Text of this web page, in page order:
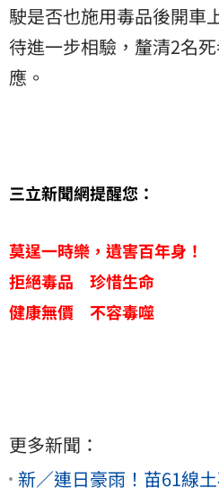
駛是否也施用毒品後開車
待進一步相驗，釐清2名
應。
三立新聞網提醒您：
莫逞一時樂，遺害百年身！
拒絕毒品 珍惜生命
健康無價 不容毒噬
更多新聞：
新／連日豪雨！苗61線